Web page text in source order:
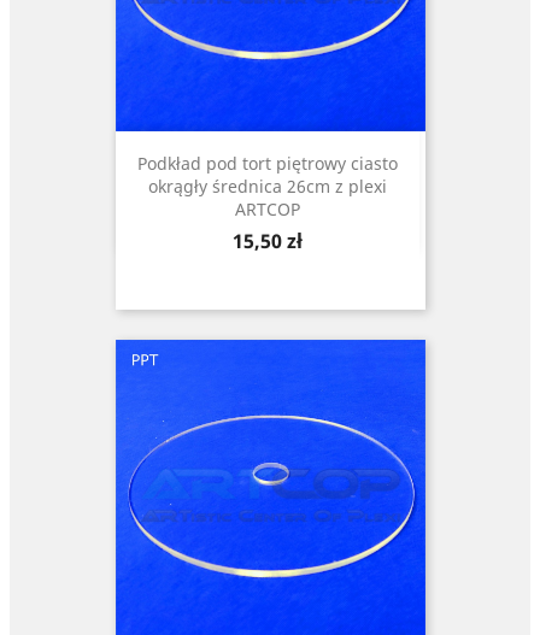
Podkład pod tort piętrowy ciasto
okrągły średnica 26cm z plexi
ARTCOP
Cena
15,50 zł